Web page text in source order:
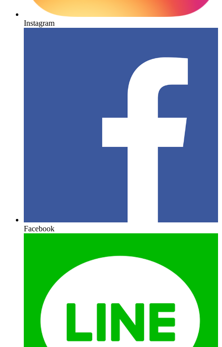
Instagram
Facebook